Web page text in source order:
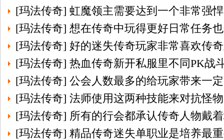
[玛法传奇] 虹魔领主需要达到一个非常强
[玛法传奇] 想在传奇中玩得更好日常任务
[玛法传奇] 好的迷失传奇玩家非常喜欢传
[玛法传奇] 热血传奇新开私服里不同PK战
[玛法传奇] 公会人数最多的给玩家带来一
[玛法传奇] 法师使用这两种技能来对抗怪
[玛法传奇] 所有的行会都承认传奇人物戴
[玛法传奇] 精品传奇迷失单职业是培养最